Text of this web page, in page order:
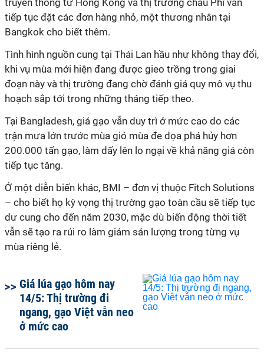
truyền thống từ Hong Kong và thị trường châu Phi vẫn
tiếp tục đặt các đơn hàng nhỏ, một thương nhân tại
Bangkok cho biết thêm.
Tình hình nguồn cung tại Thái Lan hầu như không thay đổi,
khi vụ mùa mới hiện đang được gieo trồng trong giai
đoạn này và thị trường đang chờ đánh giá quy mô vụ thu
hoạch sắp tới trong những tháng tiếp theo.
Tại Bangladesh, giá gạo vẫn duy trì ở mức cao do các
trận mưa lớn trước mùa gió mùa đe dọa phá hủy hơn
200.000 tấn gạo, làm dấy lên lo ngại về khả năng giá còn
tiếp tục tăng.
Ở một diễn biến khác, BMI – đơn vị thuộc Fitch Solutions
– cho biết họ kỳ vọng thị trường gạo toàn cầu sẽ tiếp tục
dư cung cho đến năm 2030, mặc dù biến động thời tiết
vẫn sẽ tạo ra rủi ro làm giảm sản lượng trong từng vụ
mùa riêng lẻ.
Giá lúa gạo hôm nay
14/5: Thị trường đi
ngang, gạo Việt vẫn neo
ở mức cao